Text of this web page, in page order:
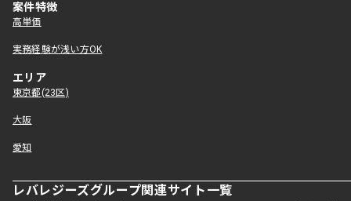
案件特徴
高単価
実務経験が浅い方OK
エリア
東京都(23区)
大阪
愛知
レバレジーズグループ関連サイト一覧